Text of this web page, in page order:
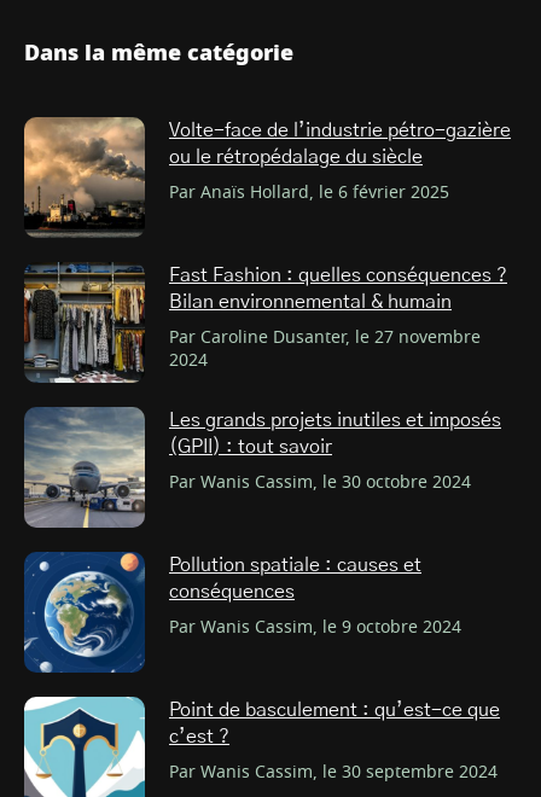
Dans la même catégorie
Volte-face de l’industrie pétro-gazière
ou le rétropédalage du siècle
Par Anaïs Hollard, le 6 février 2025
Fast Fashion : quelles conséquences ?
Bilan environnemental & humain
Par Caroline Dusanter, le 27 novembre
2024
Les grands projets inutiles et imposés
(GPII) : tout savoir
Par Wanis Cassim, le 30 octobre 2024
Pollution spatiale : causes et
conséquences
Par Wanis Cassim, le 9 octobre 2024
Point de basculement : qu’est-ce que
c’est ?
Par Wanis Cassim, le 30 septembre 2024